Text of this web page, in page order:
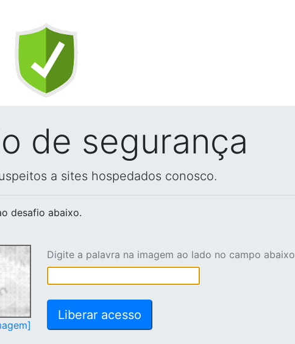
de segurança
a sites hospedados conosco.
desafio abaixo.
Digite a palavra na imagem ao lado no campo abaixo